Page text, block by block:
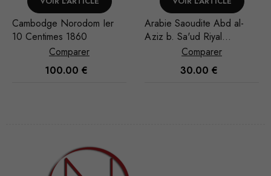
Cambodge Norodom Ier
10 Centimes 1860
Comparer
100.00 €
Arabie Saoudite Abd al-
Aziz b. Sa'ud Riyal
1951/AH 1370
Comparer
30.00 €